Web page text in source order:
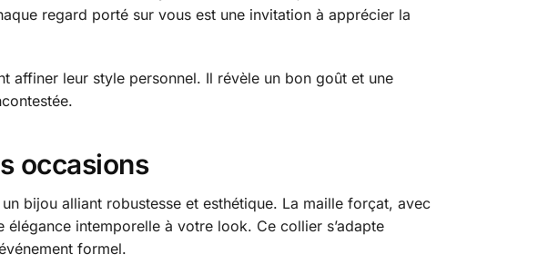
regard porté sur vous est une invitation à apprécier la
affiner leur style personnel. Il révèle un bon goût et une
occasions
bijou alliant robustesse et esthétique. La maille forçat, avec
intemporelle à votre look. Ce collier s’adapte
formel.